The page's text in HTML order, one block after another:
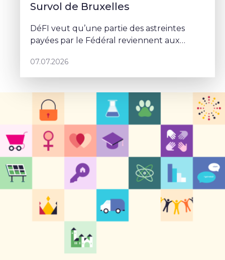
Survol de Bruxelles
DéFI veut qu’une partie des astreintes
payées par le Fédéral reviennent aux
07.07.2026